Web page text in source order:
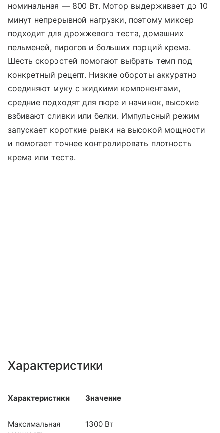
номинальная — 800 Вт. Мотор выдерживает до 10
минут непрерывной нагрузки, поэтому миксер
подходит для дрожжевого теста, домашних
пельменей, пирогов и больших порций крема.
Шесть скоростей помогают выбрать темп под
конкретный рецепт. Низкие обороты аккуратно
соединяют муку с жидкими компонентами,
средние подходят для пюре и начинок, высокие
взбивают сливки или белки. Импульсный режим
запускает короткие рывки на высокой мощности
и помогает точнее контролировать плотность
крема или теста.
Характеристики
Характеристики Значение
Максимальная
1300 Вт